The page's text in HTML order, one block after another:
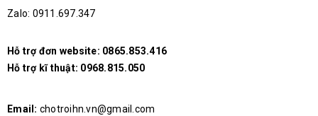
Zalo: 0911.697.347
Hỗ trợ đơn website: 0865.853.416
Hỗ trợ kĩ thuật: 0968.815.050
Email: chotroihn.vn@gmail.com